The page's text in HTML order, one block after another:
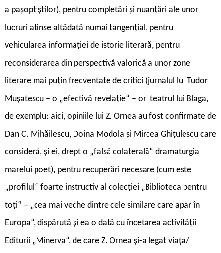
a pașoptiștilor), pentru completări și nuanțări ale unor
lucruri atinse altădată numai tangențial, pentru
vehicularea informației de istorie literară, pentru
reconsiderarea din perspectivă valorică a unor zone
literare mai puţin frecventate de critici (jurnalul lui Tudor
Muşatescu – o „efectivă revelaţie“ – ori teatrul lui Blaga,
de exemplu: aici, opiniile lui Z. Ornea au fost confirmate de
Dan C. Mihăilescu, Doina Modola şi Mircea Ghiţulescu care
consideră, şi ei, drept o „falsă colaterală“ dramaturgia
marelui poet), pentru recuperări necesare (cum este
„profilul“ foarte instructiv al colecţiei „Biblioteca pentru
toţi“ – „cea mai veche dintre cele similare care apar în
Europa“, dispărută şi ea o dată cu încetarea activităţii
Editurii „Minerva“, de care Z. Ornea şi-a legat viaţa/